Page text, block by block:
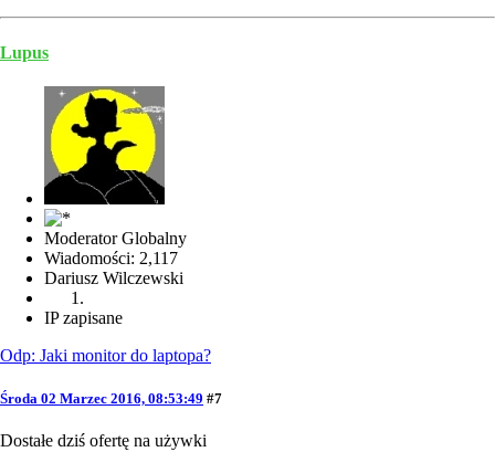
Lupus
Moderator Globalny
Wiadomości: 2,117
Dariusz Wilczewski
IP zapisane
Odp: Jaki monitor do laptopa?
Środa 02 Marzec 2016, 08:53:49 #7
Dostałe dziś ofertę na używki